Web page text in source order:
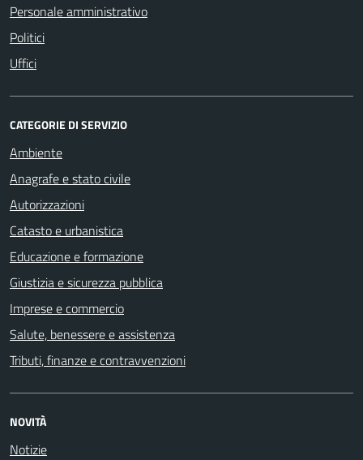
Personale amministrativo
Politici
Uffici
CATEGORIE DI SERVIZIO
Ambiente
Anagrafe e stato civile
Autorizzazioni
Catasto e urbanistica
Educazione e formazione
Giustizia e sicurezza pubblica
Imprese e commercio
Salute, benessere e assistenza
Tributi, finanze e contravvenzioni
NOVITÀ
Notizie